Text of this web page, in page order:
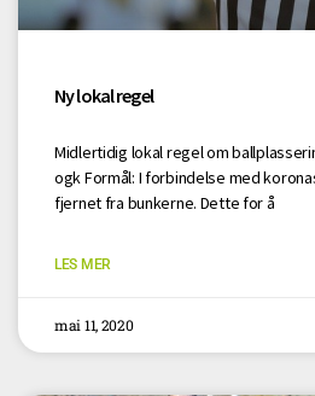
Ny lokal regel
Midlertidig lokal regel om
ogk Formål: I forbindelse med
fjernet fra bunkerne. Dette for å
LES MER
mai 11, 2020